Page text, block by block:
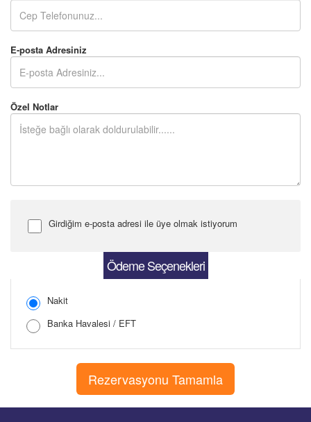
E-posta Adresiniz
Özel Notlar
Girdiğim e-posta adresi ile üye olmak istiyorum
Şifreyi Tekrar Girin
Ödeme Seçenekleri
Nakit
Banka Havalesi / EFT